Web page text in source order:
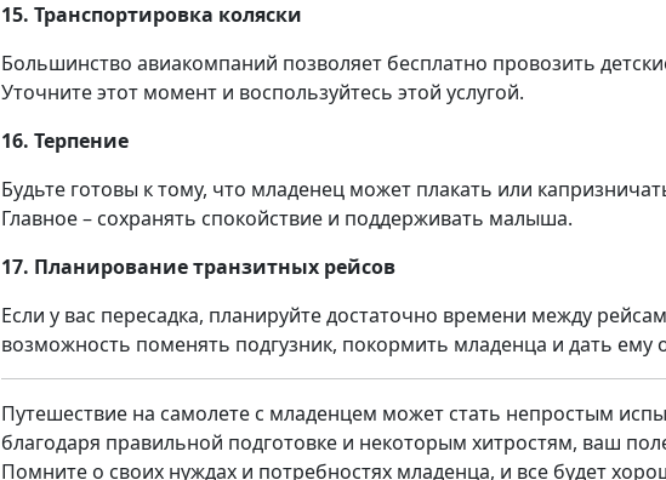
15. Транспортировка коляски
Большинство авиакомпаний позволяет бесплатно провозить
Уточните этот момент и воспользуйтесь этой услугой.
16. Терпение
Будьте готовы к тому, что младенец может плакать или
Главное – сохранять спокойствие и поддерживать малыша.
17. Планирование транзитных рейсов
Если у вас пересадка, планируйте достаточно времени между
возможность поменять подгузник, покормить младенца и дать ему
Путешествие на самолете с младенцем может стать непростым
благодаря правильной подготовке и некоторым хитростям, ваш
Помните о своих нуждах и потребностях младенца, и все будет